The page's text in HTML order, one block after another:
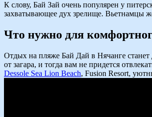
К слову, Бай Зай очень популярен у
захватывающее дух зрелище. Вьетнамцы
Что нужно для
Отдых на пляже Бай Дай в Нячанге станет
от загара, и тогда вам не придется
Dessole Sea Lion Beach, Fusion Resort,